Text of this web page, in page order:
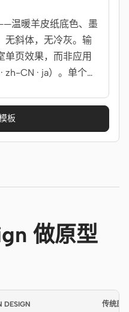
温暖羊皮纸底色、墨
无斜体，无冷灰。输
单页效果，而非应用
zh-CN · ja）。单个独
板
做原型
DESIGN 传统原